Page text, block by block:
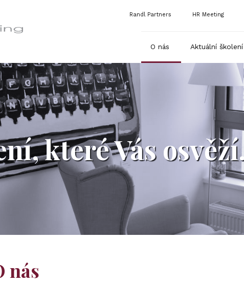
Randl Partners HR Meeting
O nás Aktuální školení
které Vás
nás